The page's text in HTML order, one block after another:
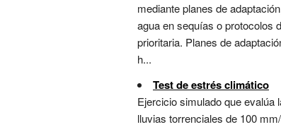
mediante planes de
agua en sequías o protocolos
prioritaria. Planes de
h...
Test de estrés climático
Ejercicio simulado que
lluvias torrenciales de 100